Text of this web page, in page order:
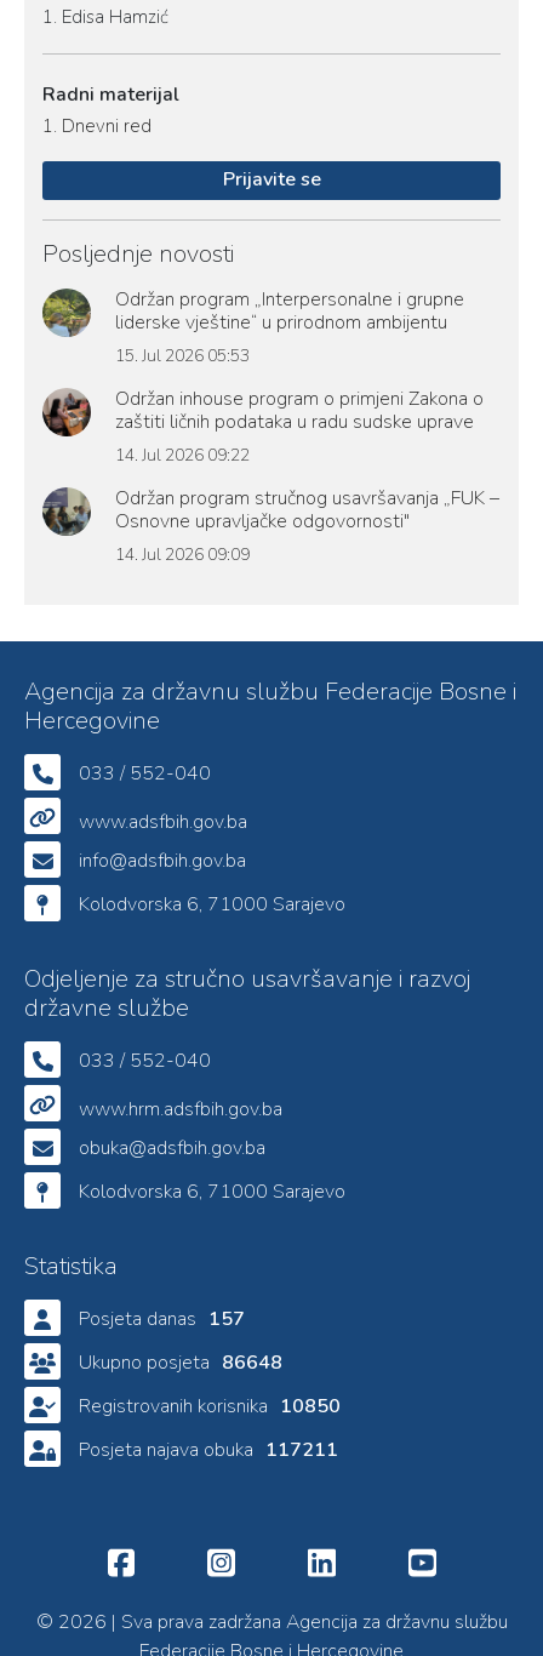
1. Edisa Hamzić
Radni materijal
1. Dnevni red
Prijavite se
Posljednje novosti
Održan program „Interpersonalne i grupne
liderske vještine“ u prirodnom ambijentu
15. Jul 2026 05:53
Održan inhouse program o primjeni Zakona o
zaštiti ličnih podataka u radu sudske uprave
14. Jul 2026 09:22
Održan program stručnog usavršavanja „FUK –
Osnovne upravljačke odgovornosti"
14. Jul 2026 09:09
Agencija za državnu službu Federacije Bosne i
Hercegovine
033 / 552-040
www.adsfbih.gov.ba
info@adsfbih.gov.ba
Kolodvorska 6, 71000 Sarajevo
Odjeljenje za stručno usavršavanje i razvoj
državne službe
033 / 552-040
www.hrm.adsfbih.gov.ba
obuka@adsfbih.gov.ba
Kolodvorska 6, 71000 Sarajevo
Statistika
Posjeta danas 157
Ukupno posjeta 86648
Registrovanih korisnika 10850
Posjeta najava obuka 117211
© 2026 | Sva prava zadržana Agencija za državnu službu